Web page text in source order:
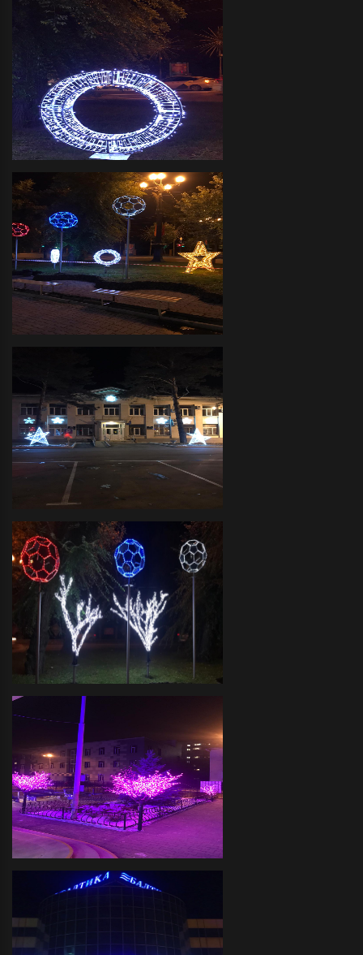
Декоративное оформление
прилегающих территорий
объемными фигурами
Декоративное оформление
прилегающих территорий
объемными фигурами и
светодиодной иллюминацией
Администрация Краснофлотского
района- декоративное
оформление светодиодной
иллюминации фасада и
прилегающей территории
Футбольный клуб -декоративное
оформление светодиодной
иллюминацией прилегающей
территории
ДЮСШ "ОЛИМПИЯ" -
Декоративное оформление
прилегающей территории